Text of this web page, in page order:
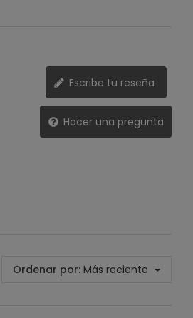
Escribe tu reseña
Hacer una pregunta
Ordenar por: Más reciente